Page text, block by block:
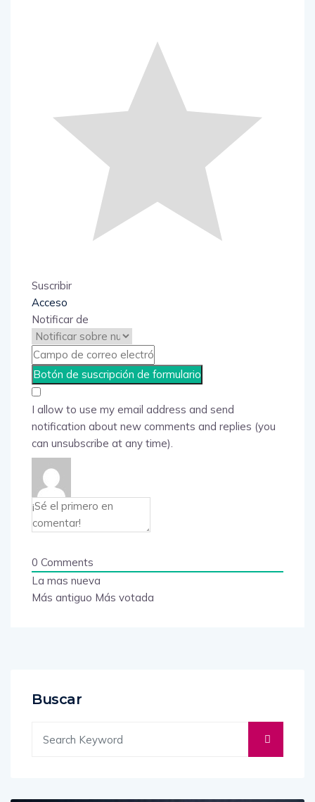
Suscribir
Acceso
Notificar de
I allow to use my email address and send
notification about new comments and replies (you
can unsubscribe at any time).
0 Comments
La mas nueva
Más antiguo Más votada
Buscar